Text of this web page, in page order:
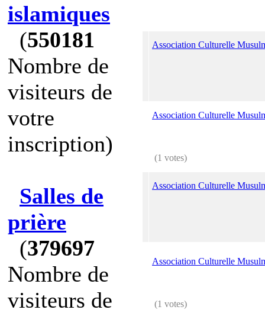
islamiques
(550181
Nombre de
visiteurs de
votre
inscription)
Salles de
prière
(379697
Nombre de
visiteurs de
Association Culturelle
Association Culturelle
(1 votes)
Association Culturelle
Association Culturelle
(1 votes)